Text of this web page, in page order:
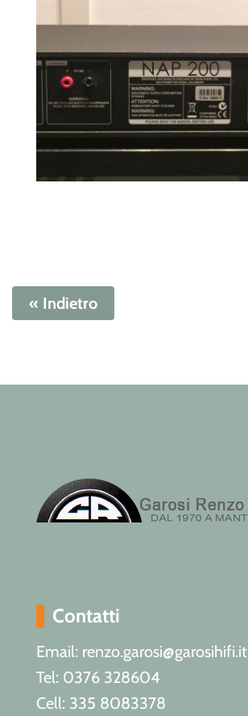
« Indietro
Contatti
Email: renzo.garosi@garosihifi.it
Tel: 0376 328604
Cell: 335 8083378